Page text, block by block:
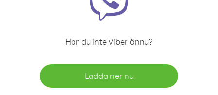
Har du inte Viber ännu?
Ladda ner nu